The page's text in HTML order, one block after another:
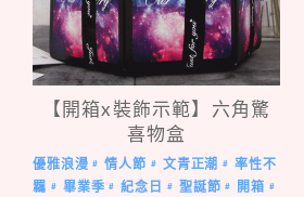
【開箱x裝飾示範】六角驚
喜物盒
優雅浪漫 # 情人節 # 文青正潮 #
率性不
羈 # 畢業季 # 紀念日 # 聖誕節 # 開箱 #